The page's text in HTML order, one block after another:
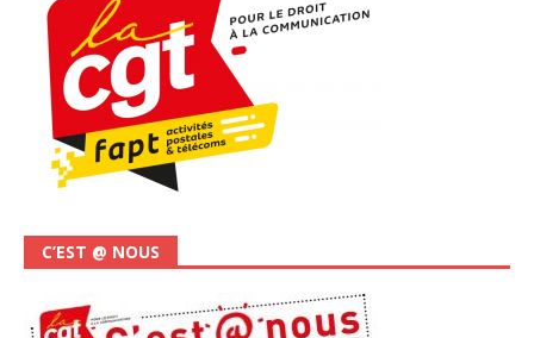
C’EST @ NOUS